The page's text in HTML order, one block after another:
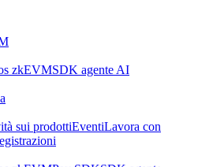
zkEVMSDK agente AI
sui prodottiEventiLavora con